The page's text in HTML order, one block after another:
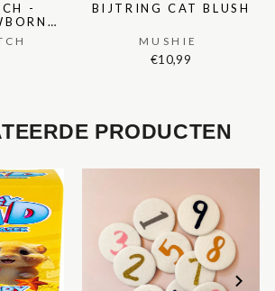
-
BIJTRING CAT BLUSH
MUSHIE
€10,99
PRODUCTEN